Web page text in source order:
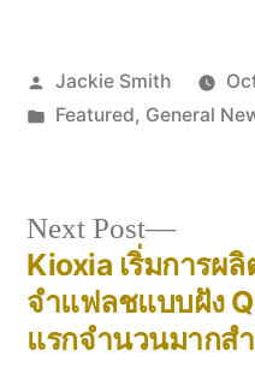
Posted
by
Jackie Smith
Posted
Featured, General
Post
navigation
Next Post
Next
post:
Kioxia เริ่มการผ
จําแฟลชแบบฝัง
แรกจำนวนมากส